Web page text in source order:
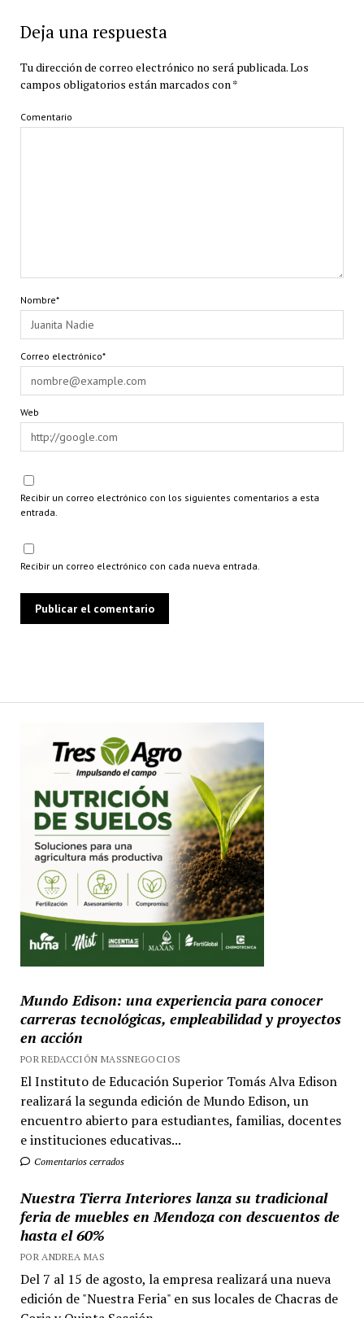
Deja una respuesta
Tu dirección de correo electrónico no será publicada.Los
campos obligatorios están marcados con *
Comentario
Nombre*
Correo electrónico*
Web
Recibir un correo electrónico con los siguientes comentarios a esta
entrada.
Recibir un correo electrónico con cada nueva entrada.
Mundo Edison: una experiencia para conocer
carreras tecnológicas, empleabilidad y proyectos
en acción
POR REDACCIÓN MASSNEGOCIOS
El Instituto de Educación Superior Tomás Alva Edison
realizará la segunda edición de Mundo Edison, un
encuentro abierto para estudiantes, familias, docentes
e instituciones educativas...
Comentarios cerrados
Nuestra Tierra Interiores lanza su tradicional
feria de muebles en Mendoza con descuentos de
hasta el 60%
POR ANDREA MAS
Del 7 al 15 de agosto, la empresa realizará una nueva
edición de "Nuestra Feria" en sus locales de Chacras de